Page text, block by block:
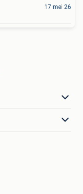
17 mei 26